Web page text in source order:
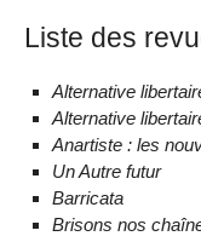
Liste des
Alternative
Alternative
Anartiste : les
Un Autre futur
Barricata
Brisons nos